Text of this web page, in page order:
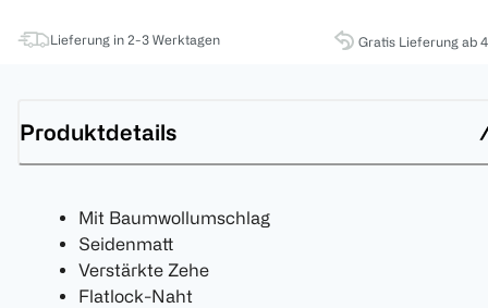
Lieferung in 2-3 Werktagen Gratis Lieferung ab
Produktdetails
Mit Baumwollumschlag
Seidenmatt
Verstärkte Zehe
Flatlock-Naht